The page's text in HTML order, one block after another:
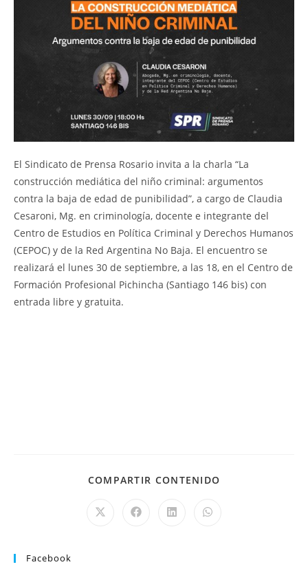
El Sindicato de Prensa Rosario invita a la charla “La
construcción mediática del niño criminal: argumentos
contra la baja de edad de punibilidad”, a cargo de Claudia
Cesaroni, Mg. en criminología, docente e integrante del
Centro de Estudios en Política Criminal y Derechos Humanos
(CEPOC) y de la Red Argentina No Baja. El encuentro se
realizará el lunes 30 de septiembre, a las 18, en el Centro de
Formación Profesional Pichincha (Santiago 146 bis) con
entrada libre y gratuita.
COMPARTIR CONTENIDO
Facebook